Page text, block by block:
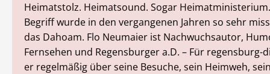
Heimatstolz. Heimatsound. Sogar
Begriff wurde in den vergangenen Jahren so sehr
das Dahoam. Flo Neumaier ist Nachwuchsautor,
Fernsehen und Regensburger a.D. – Für regensburg-
er regelmäßig über seine Besuche, sein Heimweh,